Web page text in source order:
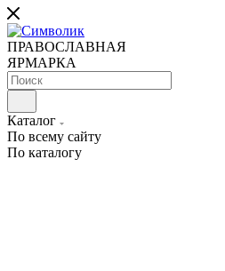
ПРАВОСЛАВНАЯ
ЯРМАРКА
Каталог
По всему сайту
По каталогу